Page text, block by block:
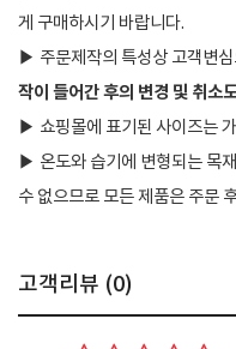
게 구매하시기 바랍니다.
▶ 주문제작의 특성상 고객변
작이 들어간 후의 변경 및 취소
▶ 쇼핑몰에 표기된 사이즈는
▶ 온도와 습기에 변형되는 목
수 없으므로 모든 제품은 주문
고객리뷰 (0)